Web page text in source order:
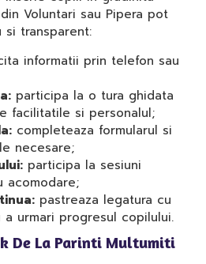
Voluntari sau Pipera pot
si transparent:
informatii prin telefon sau
participa la o tura ghidata
facilitatile si personalul;
completeaza formularul si
necesare;
participa la sesiuni
acomodare;
pastreaza legatura cu
urmari progresul copilului.
De La Parinti Multumiti